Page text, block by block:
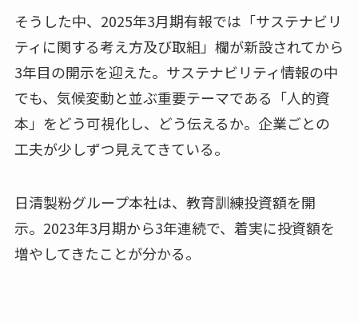
そうした中、2025年3月期有報では「サステナビリ
ティに関する考え方及び取組」欄が新設されてから
3年目の開示を迎えた。サステナビリティ情報の中
でも、気候変動と並ぶ重要テーマである「人的資
本」をどう可視化し、どう伝えるか。企業ごとの
工夫が少しずつ見えてきている。
日清製粉グループ本社は、教育訓練投資額を開
示。2023年3月期から3年連続で、着実に投資額を
増やしてきたことが分かる。